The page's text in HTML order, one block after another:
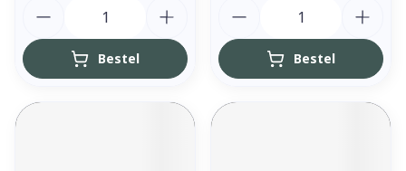
Bestel Bestel